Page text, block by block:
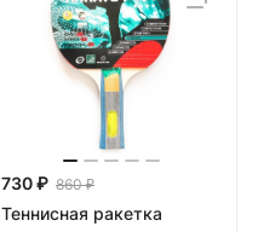
730 ₽ 860 ₽
Теннисная ракетка